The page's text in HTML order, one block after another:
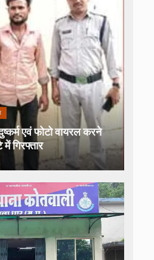
एवं फोटो वायरल करने
में गिरफ्तार